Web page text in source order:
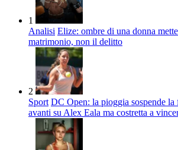
1
Analisi Elize: ombre di una donna
matrimonio, non il delitto
2
Sport DC Open: la pioggia sospende la
avanti su Alex Eala ma costretta a